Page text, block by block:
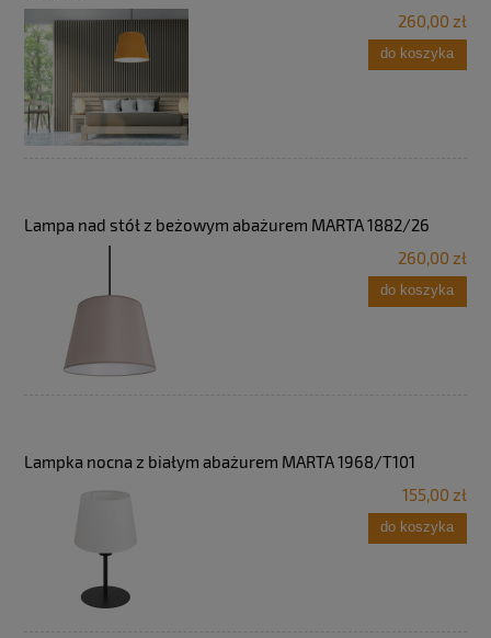
260,00 zł
do koszyka
Lampa nad stół z beżowym abażurem MARTA 1882/26
260,00 zł
do koszyka
Lampka nocna z białym abażurem MARTA 1968/T101
155,00 zł
do koszyka